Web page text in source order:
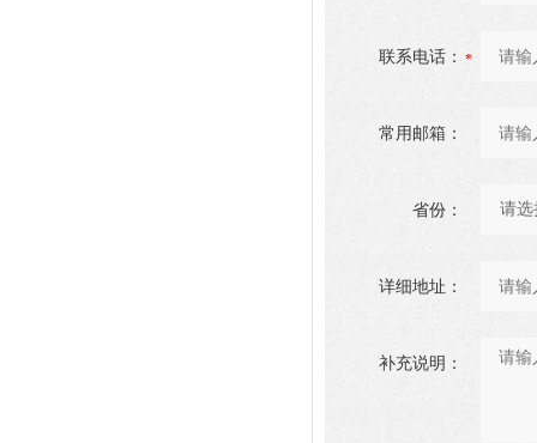
联系电话：
常用邮箱：
省份：
详细地址：
补充说明：